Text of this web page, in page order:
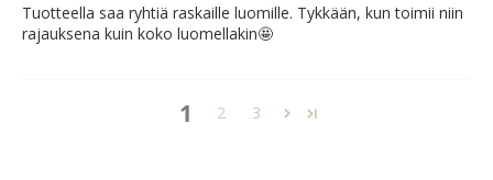
Tuotteella saa ryhtiä raskaille luomille. Tykkään, kun toimii niin
rajauksena kuin koko luomellakin🤩
1 2 3